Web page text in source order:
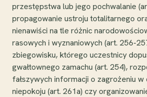
przestępstwa lub jego pochwalanie
propagowanie ustroju totalitarnego
nienawiści na tle różnic
rasowych i wyznaniowych (art. 256-
zbiegowisku, którego uczestnicy
gwałtownego zamachu (art. 254),
fałszywych informacji o zagrożeniu w
niepokoju (art. 261a) czy